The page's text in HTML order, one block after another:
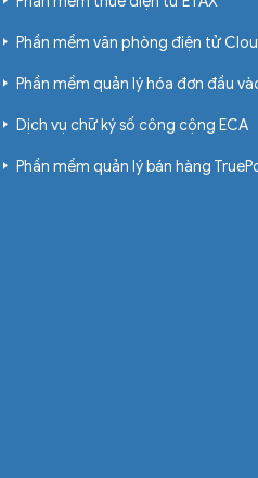
Phần mềm văn phòng điện tử
Phần mềm quản lý hóa đơn đầu
Dịch vụ chữ ký số công cộng ECA
Phần mềm quản lý bán hàng